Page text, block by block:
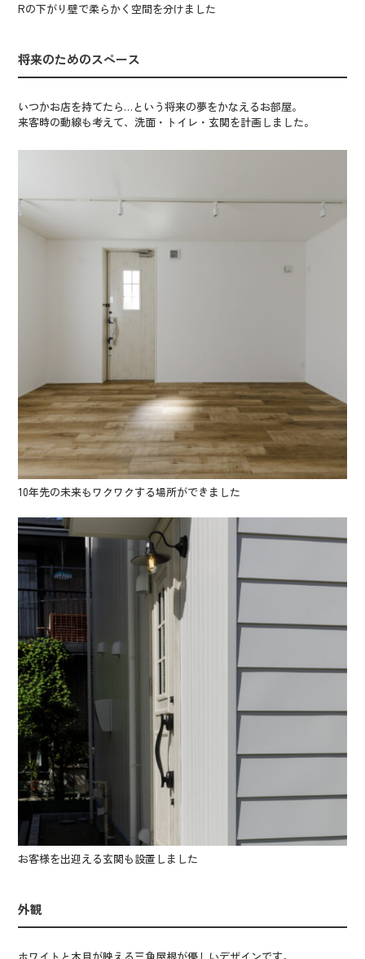
Rの下がり壁で柔らかく空間を分けました
将来のためのスペース
いつかお店を持てたら…という将来の夢をかなえるお部屋。
来客時の動線も考えて、洗面・トイレ・玄関を計画しました。
10年先の未来もワクワクする場所ができました
お客様を出迎える玄関も設置しました
外観